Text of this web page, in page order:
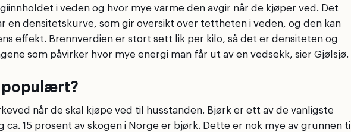
i veden og hvor mye varme den avgir når de kjøper ved. Det
en densitetskurve, som gir oversikt over tettheten i veden, og den kan
effekt. Brennverdien er stort sett lik per kilo, så det er densiteten og
som påvirker hvor mye energi man får ut av en vedsekk, sier Gjølsjø.
populært?
når de skal kjøpe ved til husstanden. Bjørk er ett av de vanligste
ca. 15 prosent av skogen i Norge er bjørk. Dette er nok mye av grunnen til